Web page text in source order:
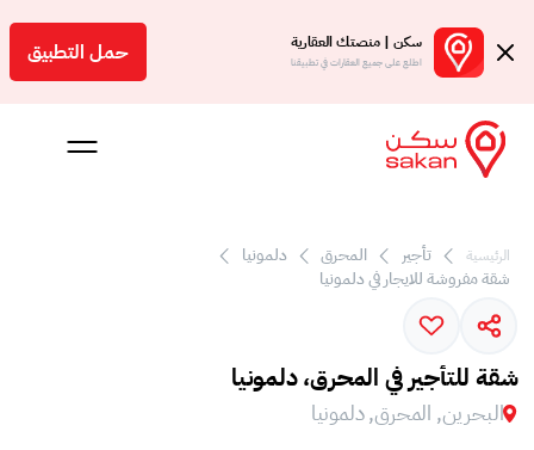
سكن | منصتك العقارية
اطلع على جميع العقارات في تطبيقنا حمل التطبيق
الرئيسية تأجير المحرق
دلمونيا
شقة مفروشة للايجار في دلمونيا
شقة للتأجير في المحرق، دلمونيا
البحرين, المحرق, دلمونيا